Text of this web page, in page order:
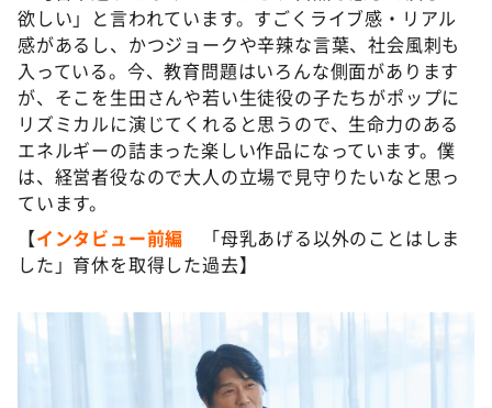
欲しい」と言われています。すごくライブ感・リアル
感があるし、かつジョークや辛辣な言葉、社会風刺も
入っている。今、教育問題はいろんな側面があります
が、そこを生田さんや若い生徒役の子たちがポップに
リズミカルに演じてくれると思うので、生命力のある
エネルギーの詰まった楽しい作品になっています。僕
は、経営者役なので大人の立場で見守りたいなと思っ
ています。
【インタビュー前編
「母乳あげる以外のことはしま
した」育休を取得した過去】